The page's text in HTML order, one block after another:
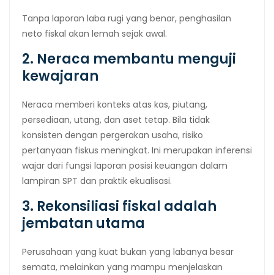
Tanpa laporan laba rugi yang benar, penghasilan
neto fiskal akan lemah sejak awal.
2. Neraca membantu menguji
kewajaran
Neraca memberi konteks atas kas, piutang,
persediaan, utang, dan aset tetap. Bila tidak
konsisten dengan pergerakan usaha, risiko
pertanyaan fiskus meningkat. Ini merupakan inferensi
wajar dari fungsi laporan posisi keuangan dalam
lampiran SPT dan praktik ekualisasi.
3. Rekonsiliasi fiskal adalah
jembatan utama
Perusahaan yang kuat bukan yang labanya besar
semata, melainkan yang mampu menjelaskan